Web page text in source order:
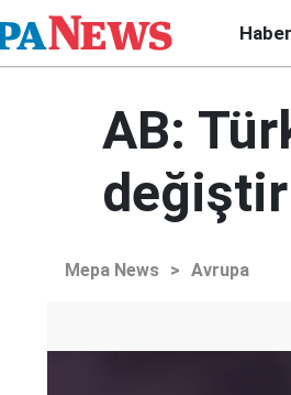
AB:
Mepa News > Avrupa